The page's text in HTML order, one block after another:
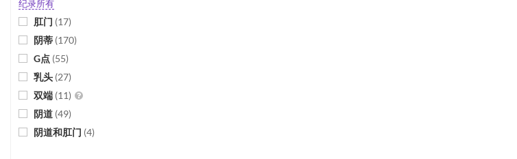
纪录所有
肛门 (17)
阴蒂 (170)
G点 (55)
乳头 (27)
双端 (11)
阴道 (49)
阴道和肛门 (4)